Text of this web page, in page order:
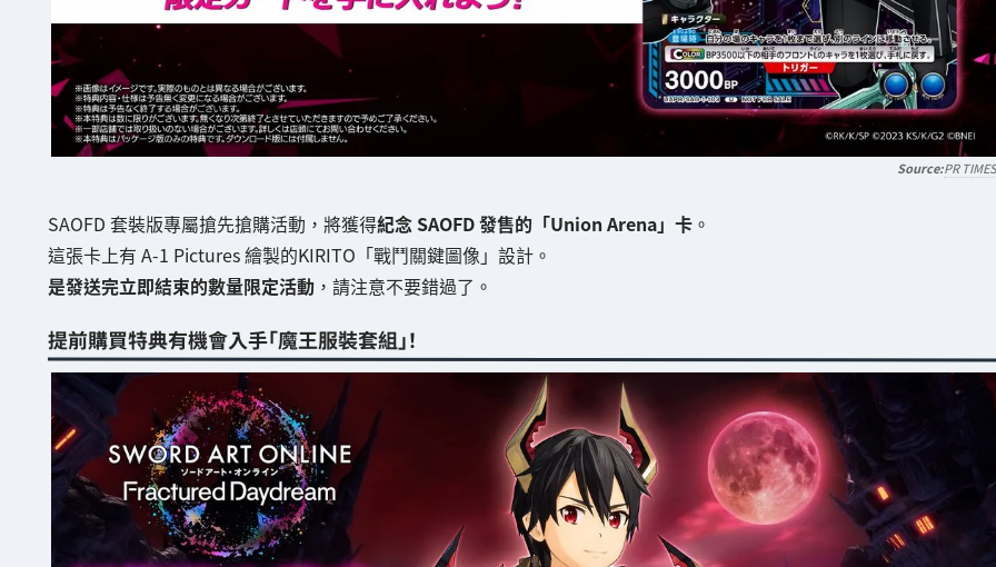
PR TIMES
SAOFD 套裝版專屬搶先搶購活動，將獲得紀念 SAOFD 發售的「Union Arena」卡。
這張卡上有 A-1 Pictures 繪製的KIRITO「戰鬥關鍵圖像」設計。
是發送完立即結束的數量限定活動，請注意不要錯過了。
提前購買特典有機會入手「魔王服裝套組」！